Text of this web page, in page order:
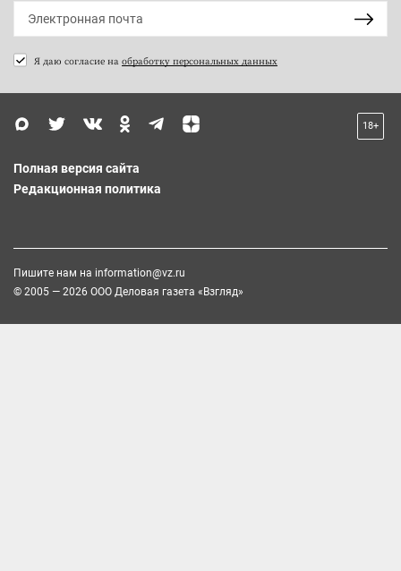
Я даю согласие на обработку персональных данных
18+
Полная версия сайта
Редакционная политика
Пишите нам на information@vz.ru
© 2005 — 2026 ООО Деловая газета «Взгляд»